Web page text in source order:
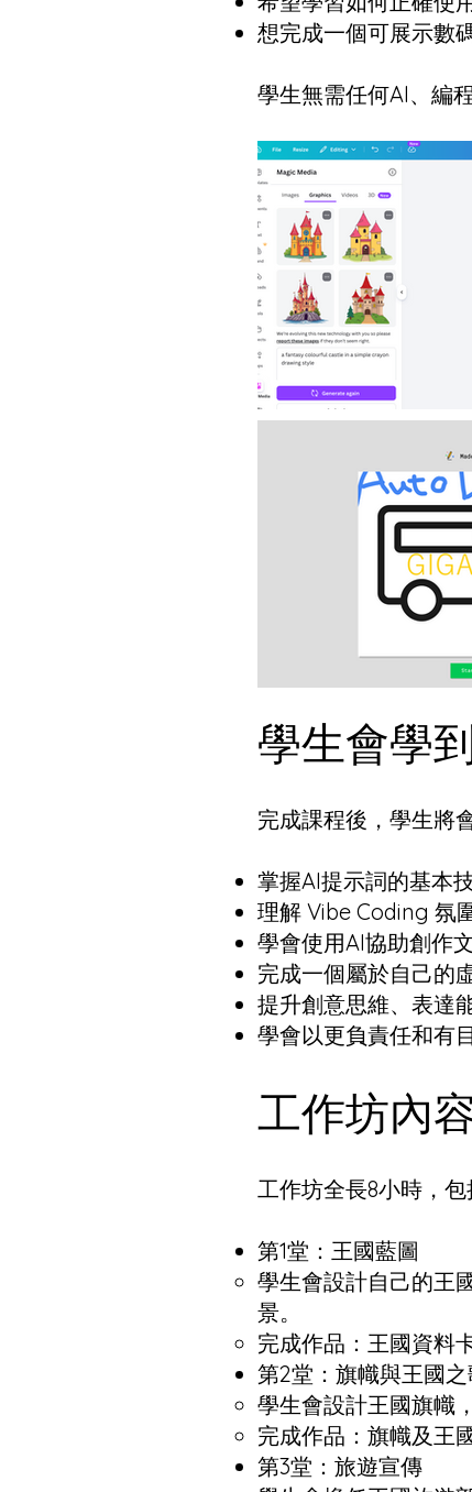
想完成一個可展示數
學生無需任何AI、編
學生會學
完成課程後，學生將
掌握AI提示詞的基本
理解 Vibe Coding 氛
學會使用AI協助創作
完成一個屬於自己的
提升創意思維、表達
學會以更負責任和有
工作坊內
工作坊全長8小時，包
第1堂：王國藍圖
學生會設計自己的王
景。
完成作品：王國資料
第2堂：旗幟與王國之
學生會設計王國旗幟
完成作品：旗幟及王
第3堂：旅遊宣傳